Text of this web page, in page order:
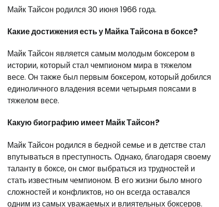
Майк Тайсон родился 30 июня 1966 года.
Какие достижения есть у Майка Тайсона в боксе?
Майк Тайсон является самым молодым боксером в
истории, который стал чемпионом мира в тяжелом
весе. Он также был первым боксером, который добился
единоличного владения всеми четырьмя поясами в
тяжелом весе.
Какую биографию имеет Майк Тайсон?
Майк Тайсон родился в бедной семье и в детстве стал
впутываться в преступность. Однако, благодаря своему
таланту в боксе, он смог выбраться из трудностей и
стать известным чемпионом. В его жизни было много
сложностей и конфликтов, но он всегда оставался
одним из самых уважаемых и влиятельных боксеров.